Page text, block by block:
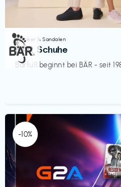
Sneaker & Sandalen
BÄR Schuhe
Barfuß beginnt bei BÄR - seit
€‎
-10%